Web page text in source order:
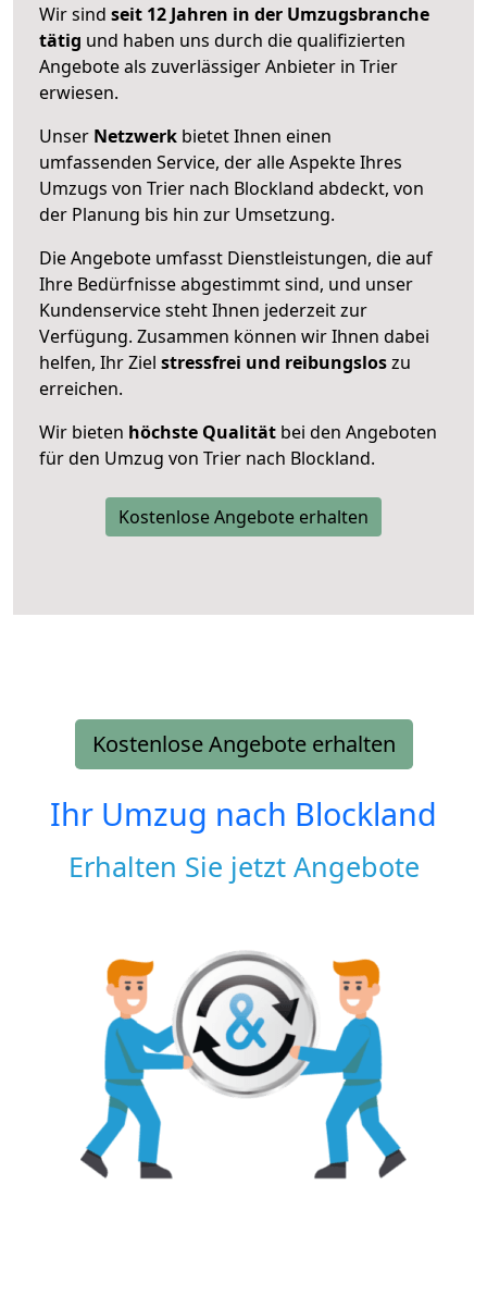
Wir sind seit 12 Jahren in der Umzugsbranche
tätig und haben uns durch die qualifizierten
Angebote als zuverlässiger Anbieter in Trier
erwiesen.
Unser Netzwerk bietet Ihnen einen
umfassenden Service, der alle Aspekte Ihres
Umzugs von Trier nach Blockland abdeckt, von
der Planung bis hin zur Umsetzung.
Die Angebote umfasst Dienstleistungen, die auf
Ihre Bedürfnisse abgestimmt sind, und unser
Kundenservice steht Ihnen jederzeit zur
Verfügung. Zusammen können wir Ihnen dabei
helfen, Ihr Ziel stressfrei und reibungsloszu
erreichen.
Wir bieten höchste Qualität bei den Angeboten
für den Umzug von Trier nach Blockland.
Kostenlose Angebote erhalten
Kostenlose Angebote erhalten
Ihr Umzug nach Blockland
Erhalten Sie jetzt Angebote